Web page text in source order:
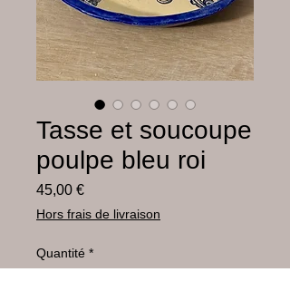
Tasse et soucoupe
poulpe bleu roi
45,00 €Prix
Hors frais de livraison
Quantité *